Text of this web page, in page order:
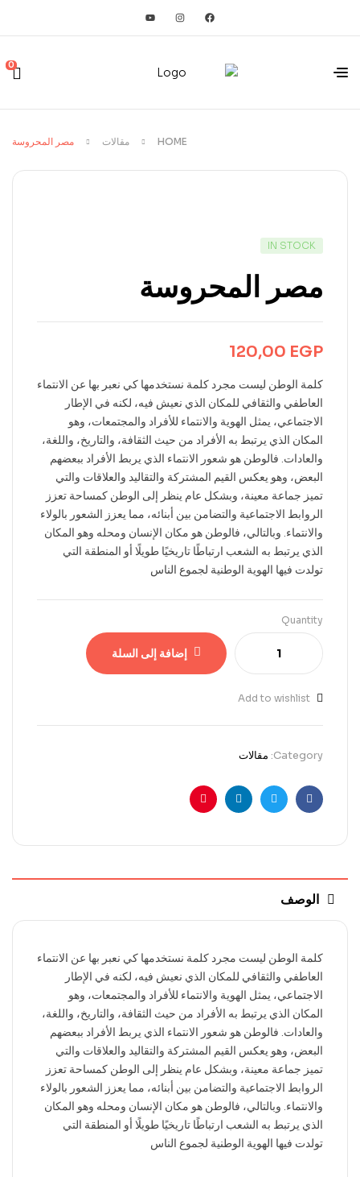
0
HOME مقالات مصر المحروسة
IN STOCK
مصر المحروسة
120,00 EGP
كلمة الوطن ليست مجرد كلمة نستخدمها كي نعبر بها عن الانتماء
العاطفي والثقافي للمكان الذي نعيش فيه، لكنه في الإطار
الاجتماعي، يمثل الهوية والانتماء للأفراد والمجتمعات، وهو
المكان الذي يرتبط به الأفراد من حيث الثقافة، والتاريخ، واللغة،
والعادات. فالوطن هو شعور الانتماء الذي يربط الأفراد ببعضهم
البعض، وهو يعكس القيم المشتركة والتقاليد والعلاقات والتي
تميز جماعة معينة، وبشكل عام ينظر إلى الوطن كمساحة تعزز
الروابط الاجتماعية والتضامن بين أبنائه، مما يعزز الشعور بالولاء
والانتماء. وبالتالي، فالوطن هو مكان الإنسان ومحله وهو المكان
الذي يرتبط به الشعب ارتباطًا تاريخيًا طويلًا أو المنطقة التي
تولدت فيها الهوية الوطنية لجموع الناس
Quantity
إضافة إلى السلة
Add to wishlist
Category: مقالات
Facebook
Twitter
Linkedin
Pinterest
الوصف
كلمة الوطن ليست مجرد كلمة نستخدمها كي نعبر بها عن الانتماء
العاطفي والثقافي للمكان الذي نعيش فيه، لكنه في الإطار
الاجتماعي، يمثل الهوية والانتماء للأفراد والمجتمعات، وهو
المكان الذي يرتبط به الأفراد من حيث الثقافة، والتاريخ، واللغة،
والعادات. فالوطن هو شعور الانتماء الذي يربط الأفراد ببعضهم
البعض، وهو يعكس القيم المشتركة والتقاليد والعلاقات والتي
تميز جماعة معينة، وبشكل عام ينظر إلى الوطن كمساحة تعزز
الروابط الاجتماعية والتضامن بين أبنائه، مما يعزز الشعور بالولاء
والانتماء. وبالتالي، فالوطن هو مكان الإنسان ومحله وهو المكان
الذي يرتبط به الشعب ارتباطًا تاريخيًا طويلًا أو المنطقة التي
تولدت فيها الهوية الوطنية لجموع الناس